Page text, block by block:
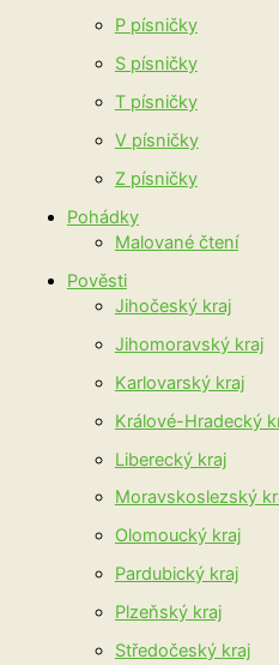
P písničky
S písničky
T písničky
V písničky
Z písničky
Pohádky
Malované čtení
Pověsti
Jihočeský kraj
Jihomoravský kraj
Karlovarský kraj
Králové-Hradecký
Liberecký kraj
Moravskoslezský
Olomoucký kraj
Pardubický kraj
Plzeňský kraj
Středočeský kraj